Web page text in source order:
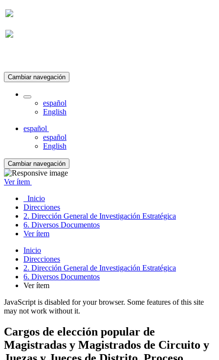
Cambiar navegación
español
English
español
español
English
Cambiar navegación
Ver ítem
Inicio
Direcciones
2. Dirección General de Investigación Estratégica
6. Diversos Documentos
Ver ítem
Inicio
Direcciones
2. Dirección General de Investigación Estratégica
6. Diversos Documentos
Ver ítem
JavaScript is disabled for your browser. Some features of this site
may not work without it.
Cargos de elección popular de
Magistradas y Magistrados de Circuito y